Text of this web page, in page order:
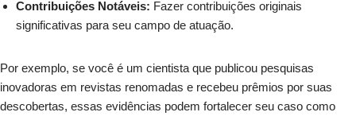
Contribuições Notáveis: Fazer contribuições originais
significativas para seu campo de atuação.
Por exemplo, se você é um cientista que publicou pesquisas
inovadoras em revistas renomadas e recebeu prêmios por suas
descobertas, essas evidências podem fortalecer seu caso como